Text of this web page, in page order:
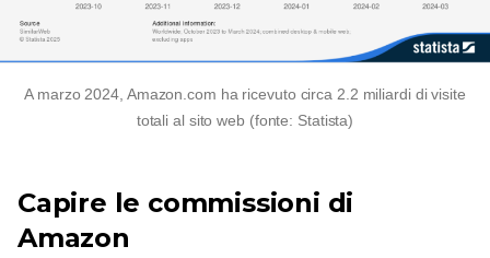
A marzo 2024, Amazon.com ha ricevuto circa 2.2 miliardi di visite
totali al sito web (fonte: Statista)
Capire le commissioni di
Amazon